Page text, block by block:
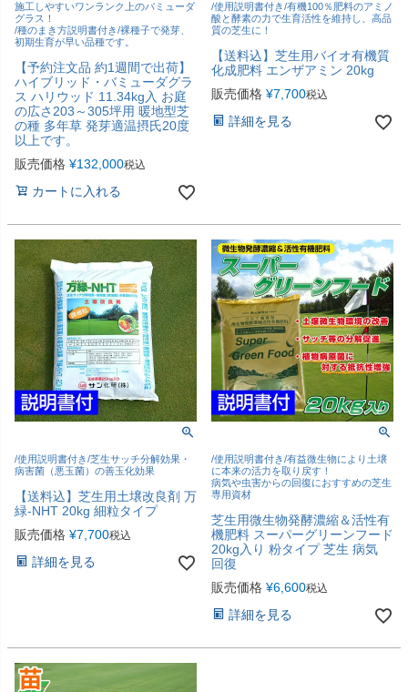
施工しやすいワンランク上のバミューダ
グラス！
/種のまき方説明書付き/裸種子で発芽、
初期生育が早い品種です。
【予約注文品 約1週間で出荷】
ハイブリッド・バミューダグラ
ス ハリウッド 11.34kg入 お庭
の広さ203～305坪用 暖地型芝
の種 多年草 発芽適温摂氏20度
以上です。
販売価格 ¥132,000税込
カートに入れる
/使用説明書付き/有機100％肥料のアミノ
酸と酵素の力で生育活性を維持し、高品
質の芝生に！
【送料込】芝生用バイオ有機質
化成肥料 エンザアミン 20kg
販売価格 ¥7,700税込
詳細を見る
/使用説明書付き/芝生サッチ分解効果・
病害菌（悪玉菌）の善玉化効果
【送料込】芝生用土壌改良剤 万
緑-NHT 20kg 細粒タイプ
販売価格 ¥7,700税込
詳細を見る
/使用説明書付き/有益微生物により土壌
に本来の活力を取り戻す！
病気や虫害からの回復におすすめの芝生
専用資材
芝生用微生物発酵濃縮＆活性有
機肥料 スーパーグリーンフード
20kg入り 粉タイプ 芝生 病気
回復
販売価格 ¥6,600税込
詳細を見る